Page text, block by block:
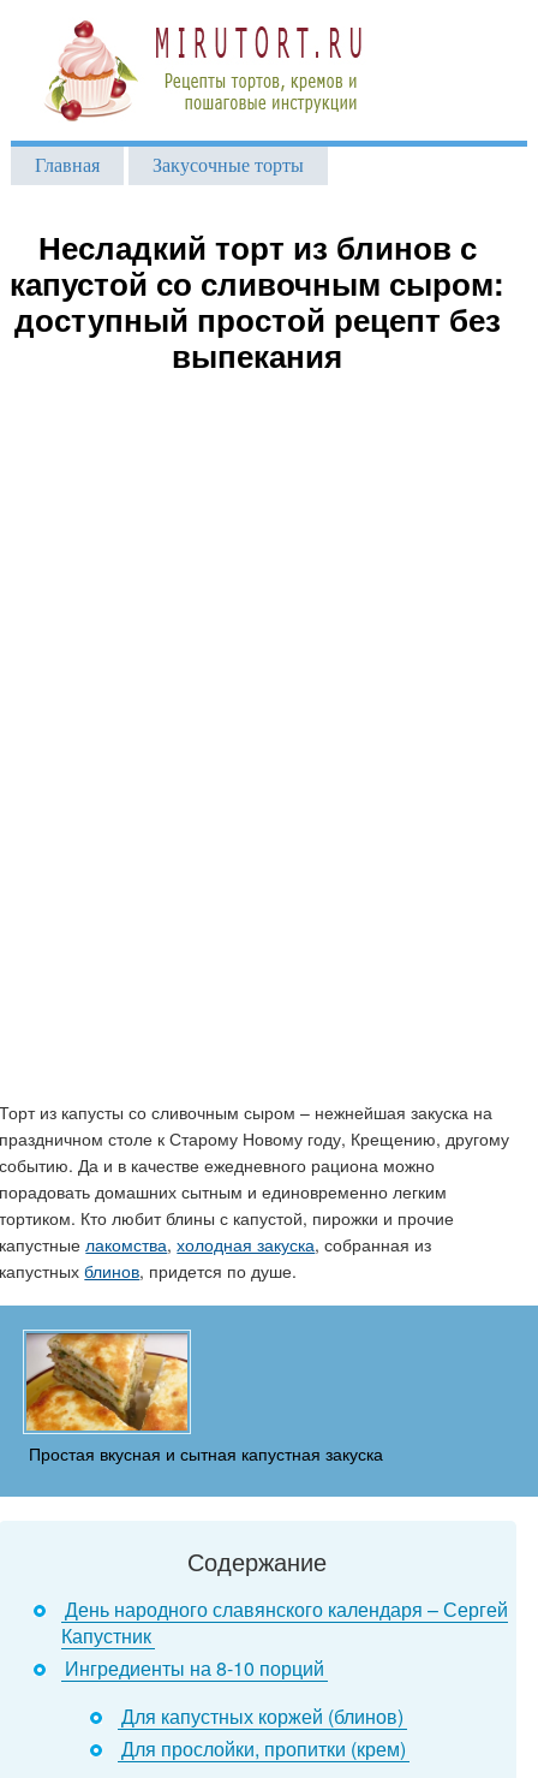
Главная Закусочные торты
Несладкий торт из блинов с
капустой со сливочным сыром:
доступный простой рецепт без
выпекания
Торт из капусты со сливочным сыром – нежнейшая закуска на
праздничном столе к Старому Новому году, Крещению, другому
событию. Да и в качестве ежедневного рациона можно
порадовать домашних сытным и единовременно легким
тортиком. Кто любит блины с капустой, пирожки и прочие
капустныелакомства,холодная закуска, собранная из
капустныхблинов, придется по душе.
Простая вкусная и сытная капустная закуска
Содержание
День народного славянского календаря – Сергей
Капустник
Ингредиенты на 8-10 порций
Для капустных коржей (блинов)
Для прослойки, пропитки (крем)